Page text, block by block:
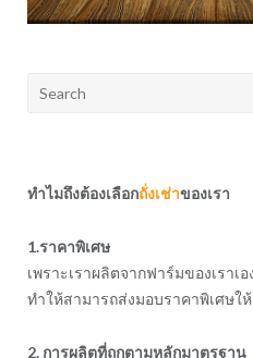
Search
ทำไมถึงต้องเลือกถั่งเช่าของเรา
1.ราคาพิเศษ
เพราะเราผลิตจากฟาร์มของเรา
ทำให้สามารถส่งมอบราคาพิเศษใ
2. การผลิตที่ถูกตามหลักมาตรฐาน